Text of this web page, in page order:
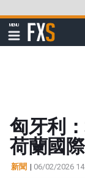
至
要
MENU
顯
示
FXStreet
匈牙利
荷蘭國
新聞 | 06/02/2026